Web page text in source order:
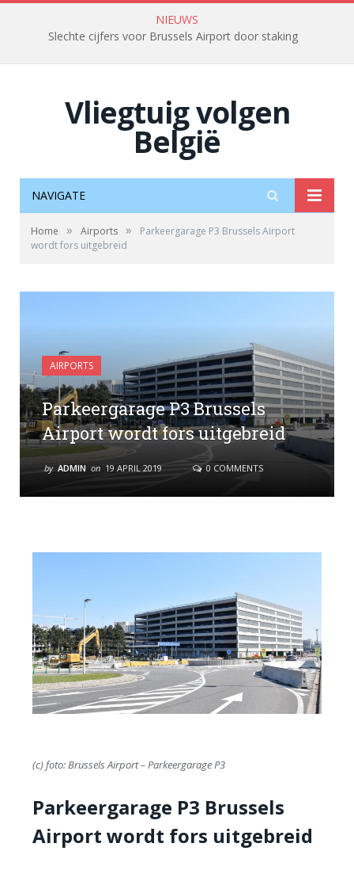
NIEUWS
Slechte cijfers voor Brussels Airport door staking
Vliegtuig volgen
België
NAVIGATE
Home » Airports »
Parkeergarage P3 Brussels Airport
wordt fors uitgebreid
AIRPORTS
Parkeergarage P3 Brussels
Airport wordt fors uitgebreid
by ADMIN on 19 APRIL 2019 0 COMMENTS
(c) foto: Brussels Airport – Parkeergarage P3
Parkeergarage P3 Brussels
Airport wordt fors uitgebreid